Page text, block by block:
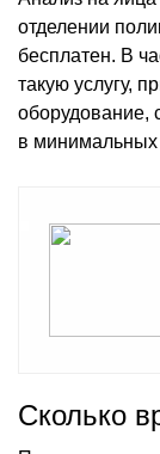
отделении
бесплатен. В
такую услугу,
оборудование,
в минимальных
Сколько